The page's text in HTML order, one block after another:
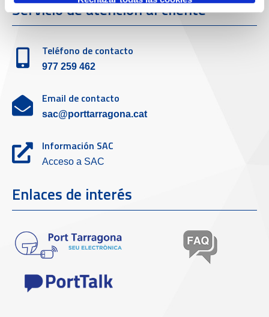
Servicio de atención al cliente
Teléfono de contacto
977 259 462
Email de contacto
sac@porttarragona.cat
Información SAC
Acceso a SAC
Enlaces de interés